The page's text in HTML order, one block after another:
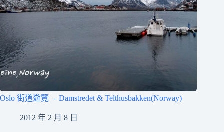
Oslo 街道遊覽 ﹣Damstredet & Telthusbakken(Norway)
2012 年 2 月 8 日